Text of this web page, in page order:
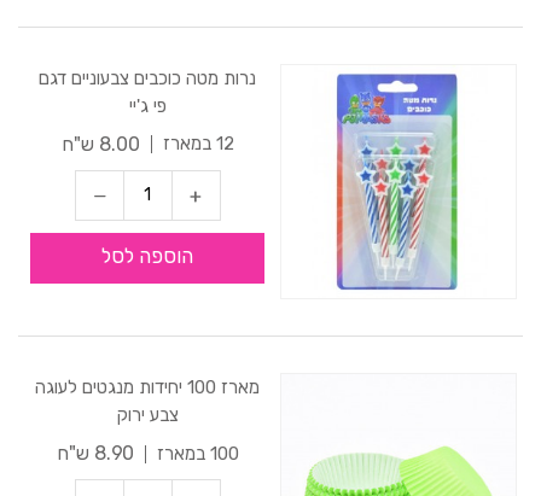
נרות מטה כוכבים צבעוניים דגם
פי ג'יי
12 במארז
8.00 ש"ח
הוספה לסל
מארז 100 יחידות מנגטים לעוגה
צבע ירוק
100 במארז
8.90 ש"ח